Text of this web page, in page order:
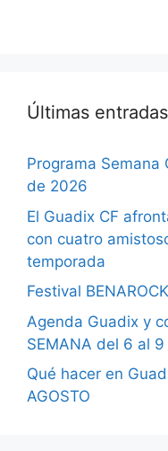
Últimas entradas
Programa Semana
de 2026
El Guadix CF
con cuatro
temporada
Festival
Agenda Guadix y
SEMANA del 6 al
Qué hacer en
AGOSTO